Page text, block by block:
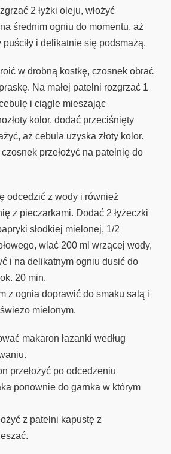
2 łyżki oleju, włożyć
średnim ogniu do momentu, aż
i delikatnie się podsmażą.
w drobną kostkę, czosnek obrać
Na małej patelni rozgrzać 1
i ciągle mieszając
kolor, dodać przeciśnięty
aż cebula uzyska złoty kolor.
przełożyć na patelnię do
odcedzić z wody i również
z pieczarkami. Dodać 2 łyżeczki
słodkiej mielonej, 1/2
wlać 200 ml wrzącej wody,
i na delikatnym ogniu dusić do
20 min.
z ognia doprawić do smaku salą i
mielonym.
makaron łazanki według
przełożyć po odcedzeniu
ponownie do garnka w którym
z patelni kapustę z